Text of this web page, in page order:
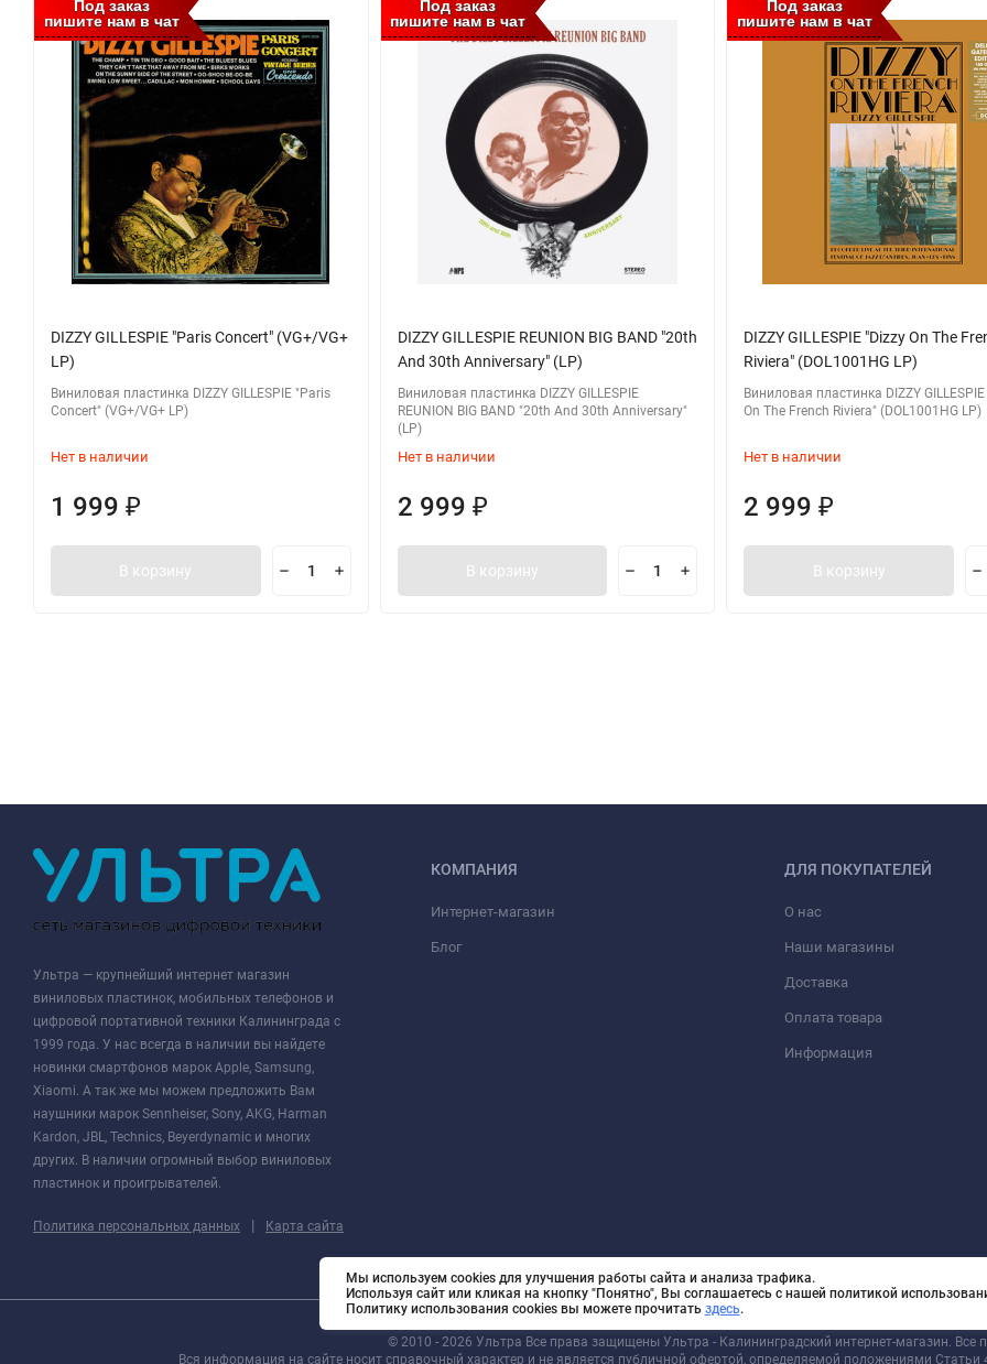
Под заказ
пишите нам в чат
DIZZY GILLESPIE "Paris Concert" (VG+/VG+
LP)
Виниловая пластинка DIZZY GILLESPIE "Paris
Concert" (VG+/VG+ LP)
Нет в наличии
1 999 ₽
В корзину
Под заказ
пишите нам в чат
DIZZY GILLESPIE REUNION BIG BAND "20th
And 30th Anniversary" (LP)
Виниловая пластинка DIZZY GILLESPIE
REUNION BIG BAND "20th And 30th Anniversary"
(LP)
Нет в наличии
2 999 ₽
В корзину
Под заказ
пишите нам в чат
DIZZY GILLESPIE "Dizzy On The
Riviera" (DOL1001HG LP)
Виниловая пластинка DIZZY
On The French Riviera" (DOL1001HG LP)
Нет в наличии
2 999₽
В корзину
Ультра — крупнейший интернет магазин
виниловых пластинок, мобильных телефонов и
цифровой портативной техники Калининграда с
1999 года. У нас всегда в наличии вы найдете
новинки смартфонов марок Apple, Samsung,
Xiaomi. А так же мы можем предложить Вам
наушники марок Sennheiser, Sony, AKG, Harman
Kardon, JBL, Technics, Beyerdynamic и многих
других. В наличии огромный выбор виниловых
пластинок и проигрывателей.
Политика персональных данных | Карта сайта
КОМПАНИЯ
Интернет-магазин
Блог
ДЛЯ ПОКУПАТЕЛЕЙ
О нас
Наши магазины
Доставка
Оплата товара
Информация
© 2010 - 2026 Ультра Все права защищены Ультра - Калининградский интернет-магазин. Все
Вся информация на сайте носит справочный характер и не является публичной офертой, определяемой положениями Статьи
Мы используем cookies для улучшения работы сайта и анализа трафика.
Используя сайт или кликая на кнопку "Понятно", Вы соглашаетесь с нашей политикой
Политику использования cookies вы можете прочитать здесь.